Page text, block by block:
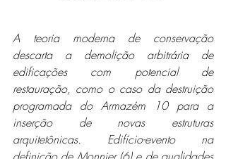
A teoria moderna de conservação
descarta a demolição arbitrária de
edificações com potencial de
restauração, como o caso da destruição
programada do Armazém 10 para a
inserção de novas estruturas
arquitetônicas. Edifício-evento na